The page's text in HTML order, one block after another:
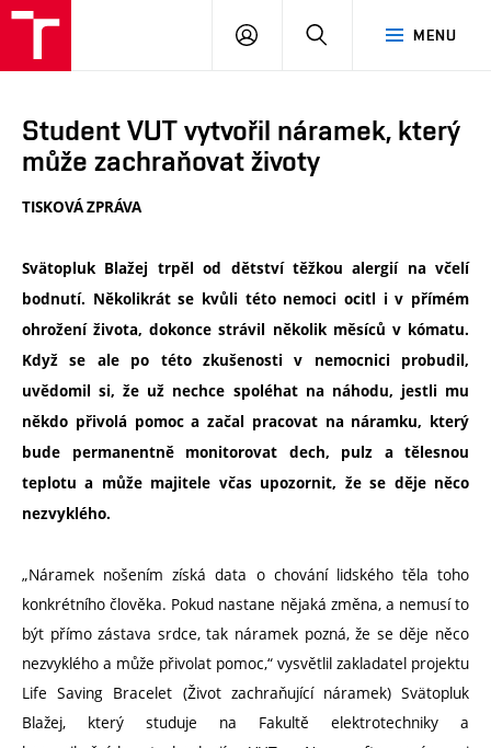
MENU
PŘIHLÁSIT
Student VUT vytvořil náramek, který
může zachraňovat životy
TISKOVÁ ZPRÁVA
Svätopluk Blažej trpěl od dětství těžkou alergií na včelí
bodnutí. Několikrát se kvůli této nemoci ocitl i v přímém
ohrožení života, dokonce strávil několik měsíců v kómatu.
Když se ale po této zkušenosti v nemocnici probudil,
uvědomil si, že už nechce spoléhat na náhodu, jestli mu
někdo přivolá pomoc a začal pracovat na náramku, který
bude permanentně monitorovat dech, pulz a tělesnou
teplotu a může majitele včas upozornit, že se děje něco
nezvyklého.
„Náramek nošením získá data o chování lidského těla toho
konkrétního člověka. Pokud nastane nějaká změna, a nemusí to
být přímo zástava srdce, tak náramek pozná, že se děje něco
nezvyklého a může přivolat pomoc,“ vysvětlil zakladatel projektu
Life Saving Bracelet (Život zachraňující náramek) Svätopluk
Blažej, který studuje na Fakultě elektrotechniky a